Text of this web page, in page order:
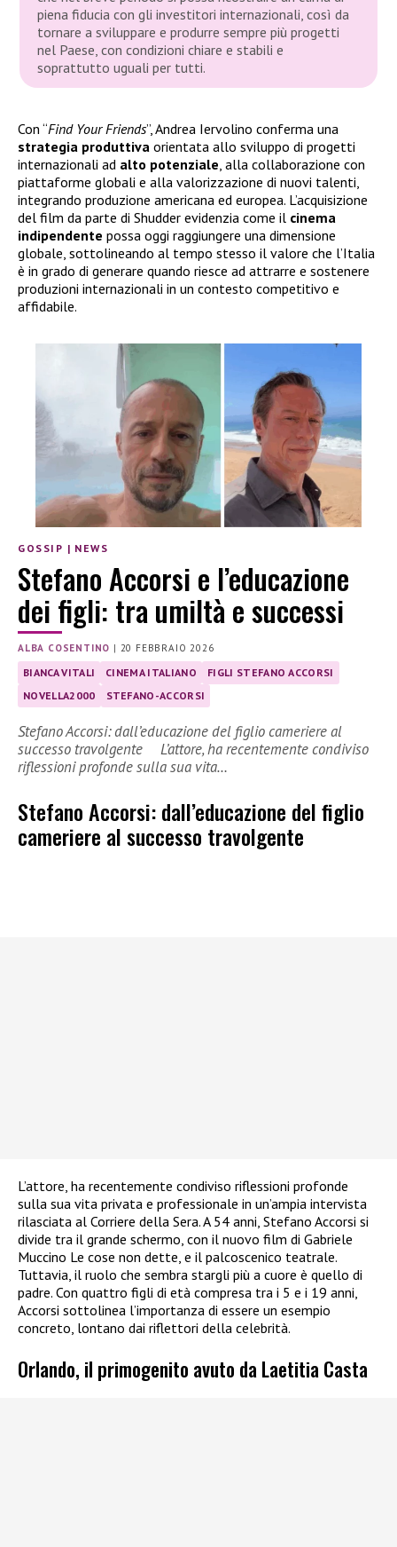
piena fiducia con gli investitori internazionali, così da
tornare a sviluppare e produrre sempre più progetti
nel Paese, con condizioni chiare e stabili e
soprattutto uguali per tutti.
Con “Find Your Friends”, Andrea Iervolino conferma una
strategia produttiva orientata allo sviluppo di progetti
internazionali ad alto potenziale , alla collaborazione con
piattaforme globali e alla valorizzazione di nuovi talenti,
integrando produzione americana ed europea. L’acquisizione
del film da parte di Shudder evidenzia come il cinema
indipendente possa oggi raggiungere una dimensione
globale, sottolineando al tempo stesso il valore che l’Italia
è in grado di generare quando riesce ad attrarre e sostenere
produzioni internazionali in un contesto competitivo e
affidabile.
GOSSIP | NEWS
Stefano Accorsi e l’educazione
dei figli: tra umiltà e successi
ALBA COSENTINO | 20 FEBBRAIO 2026
BIANCA VITALI CINEMA ITALIANO
FIGLI STEFANO ACCORSI
NOVELLA2000
STEFANO-ACCORSI
Stefano Accorsi: dall’educazione del figlio cameriere al
successo travolgente L’attore, ha recentemente condiviso
riflessioni profonde sulla sua vita…
Stefano Accorsi: dall’educazione del figlio
cameriere al successo travolgente
L’attore, ha recentemente condiviso riflessioni profonde
sulla sua vita privata e professionale in un’ampia intervista
rilasciata al Corriere della Sera. A 54 anni, Stefano Accorsi si
divide tra il grande schermo, con il nuovo film di Gabriele
Muccino Le cose non dette, e il palcoscenico teatrale.
Tuttavia, il ruolo che sembra stargli più a cuore è quello di
padre. Con quattro figli di età compresa tra i 5 e i 19 anni,
Accorsi sottolinea l’importanza di essere un esempio
concreto, lontano dai riflettori della celebrità.
Orlando, il primogenito avuto da Laetitia Casta